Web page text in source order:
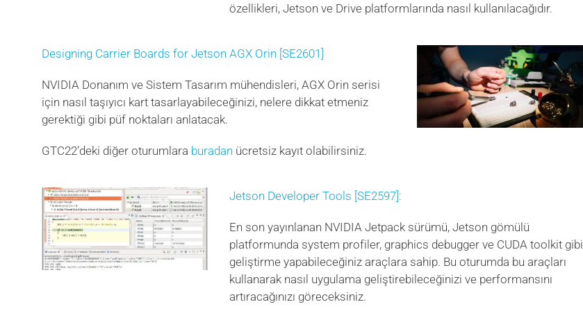
özellikleri, Jetson ve Drive platformlarında nasıl kullanılacağıdır.
Designing Carrier Boards for Jetson AGX Orin [SE2601]
NVIDIA Donanım ve Sistem Tasarım mühendisleri, AGX Orin serisi
için nasıl taşıyıcı kart tasarlayabileceğinizi, nelere dikkat etmeniz
gerektiği gibi püf noktaları anlatacak.
GTC22’deki diğer oturumlara buradan ücretsiz kayıt olabilirsiniz.
Jetson Developer Tools [SE2597]:
En son yayınlanan NVIDIA Jetpack sürümü, Jetson gömülü
platformunda system profiler, graphics debugger ve CUDA toolkit gibi
geliştirme yapabileceğiniz araçlara sahip. Bu oturumda bu araçları
kullanarak nasıl uygulama geliştirebileceğinizi ve performansını
artıracağınızı göreceksiniz.